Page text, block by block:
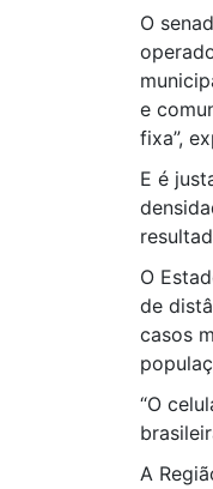
O
e
fixa”,
E é
O
de
casos
“O
A